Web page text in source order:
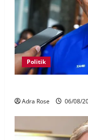
Politik
Adra Rose 06/08/